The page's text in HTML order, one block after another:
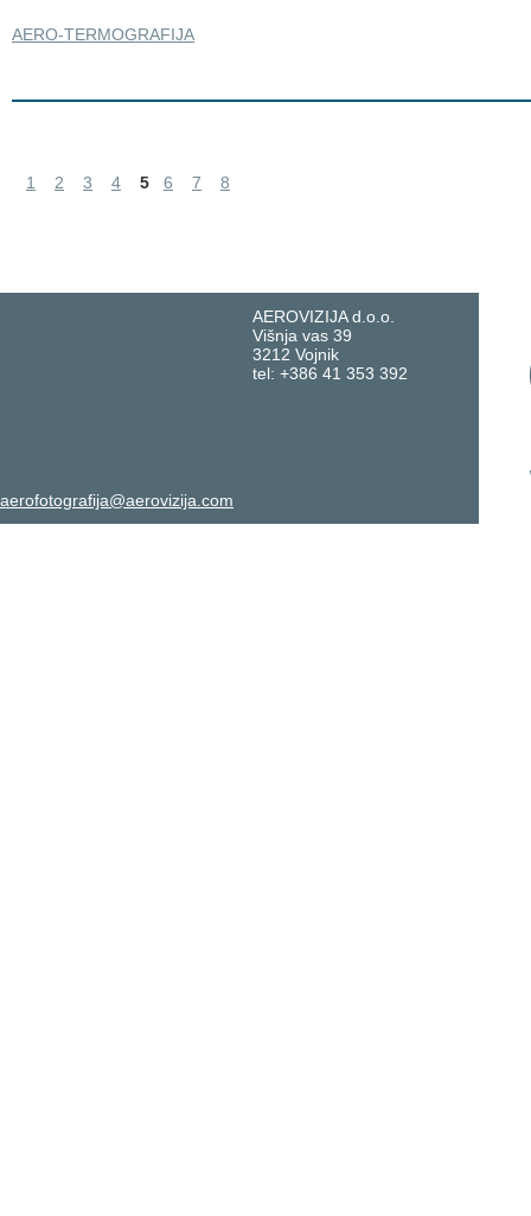
AERO-TERMOGRAFIJA
1 2 3 4 5 6 7 8
AEROVIZIJA d.o.o.
Višnja vas 39
3212 Vojnik
tel: +386 41 353 392
aerofotografija@aerovizija.com